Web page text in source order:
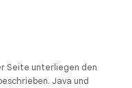
Seite unterliegen den
Java und